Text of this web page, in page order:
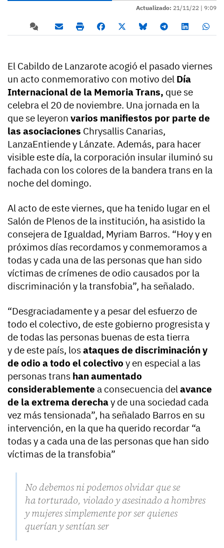
Actualizado: 21/11/22 | 9:09
El Cabildo de Lanzarote acogió el pasado viernes
un acto conmemorativo con motivo del Día
Internacional de la Memoria Trans, que se
celebra el 20 de noviembre. Una jornada en la
que se leyeron varios manifiestos por parte de
las asociaciones Chrysallis Canarias,
LanzaEntiende y Lánzate. Además, para hacer
visible este día, la corporación insular iluminó su
fachada con los colores de la bandera trans en la
noche del domingo.
Al acto de este viernes, que ha tenido lugar en el
Salón de Plenos de la institución, ha asistido la
consejera de Igualdad, Myriam Barros. “Hoy y en
próximos días recordamos y conmemoramos a
todas y cada una de las personas que han sido
víctimas de crímenes de odio causados por la
discriminación y la transfobia”, ha señalado.
“Desgraciadamente y a pesar del esfuerzo de
todo el colectivo, de este gobierno progresista y
de todas las personas buenas de esta tierra
y de este país, losataques de discriminación y
de odio a todo el colectivo y en especial a las
personas trans han aumentado
considerablemente a consecuencia del avance
de la extrema derechay de una sociedad cada
vez más tensionada”, ha señalado Barros en su
intervención, en la que ha querido recordar “a
todas y a cada una de las personas que han sido
víctimas de la transfobia”
No debemos ni podemos olvidar que se
ha torturado, violado y asesinado a hombres
y mujeres simplemente por ser quienes
querían y sentían ser